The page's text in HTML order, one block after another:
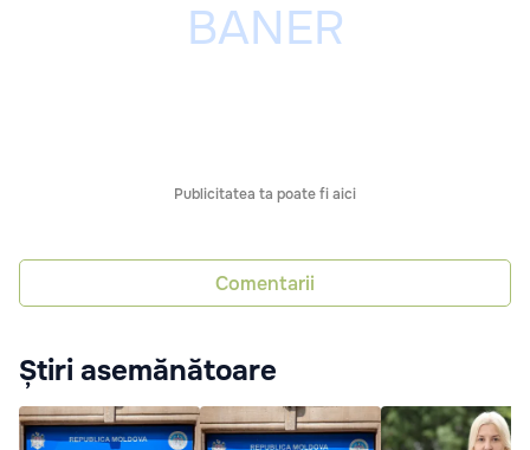
Publicitatea ta poate fi aici
Comentarii
Știri asemănătoare